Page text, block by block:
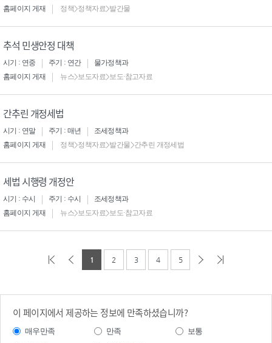
홈페이지 게재
정책>정책자료>발간물
추석 민생안정 대책
시기 : 연중 주기 : 연간
물가정책과
홈페이지 게재
뉴스>보도자료>보도·참고자료
간추린 개정세법
시기 : 연말 주기 : 매년
조세정책과
홈페이지 게재
정책>정책자료>발간물>간추린 개정세법
세법 시행령 개정안
시기 : 수시 주기 : 수시
조세정책과
홈페이지 게재
뉴스>보도자료>보도·참고자료
1 2 3 4 5
이 페이지에서 제공하는 정보에 만족하셨습니까?
매우만족 만족
보통